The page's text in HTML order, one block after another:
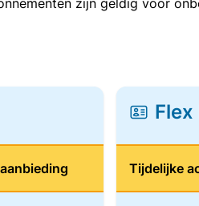
zijn geldig voor
Tijdelijke